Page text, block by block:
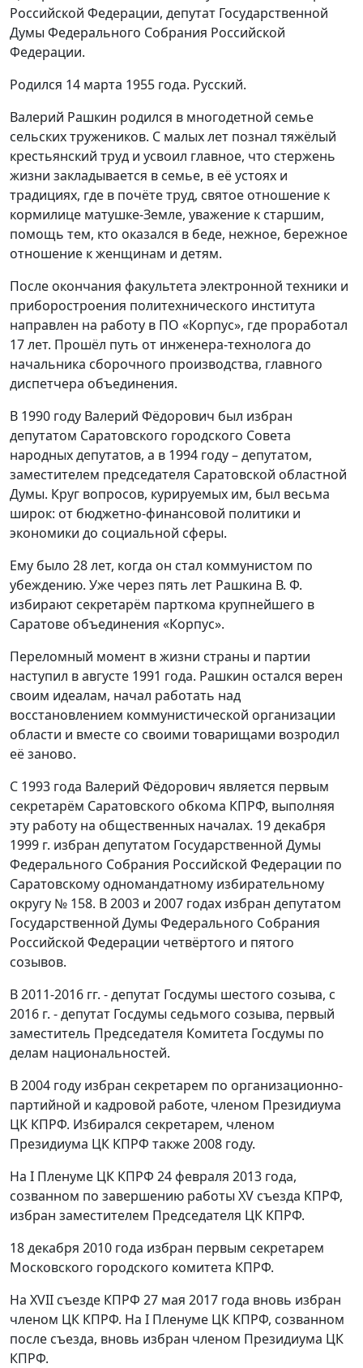
Российской Федерации, депутат Государственной
Думы Федерального Собрания Российской
Федерации.
Родился 14 марта 1955 года. Русский.
Валерий Рашкин родился в многодетной семье
сельских тружеников. С малых лет познал тяжёлый
крестьянский труд и усвоил главное, что стержень
жизни закладывается в семье, в её устоях и
традициях, где в почёте труд, святое отношение к
кормилице матушке-Земле, уважение к старшим,
помощь тем, кто оказался в беде, нежное, бережное
отношение к женщинам и детям.
После окончания факультета электронной техники и
приборостроения политехнического института
направлен на работу в ПО «Корпус», где проработал
17 лет. Прошёл путь от инженера-технолога до
начальника сборочного производства, главного
диспетчера объединения.
В 1990 году Валерий Фёдорович был избран
депутатом Саратовского городского Совета
народных депутатов, а в 1994 году – депутатом,
заместителем председателя Саратовской областной
Думы. Круг вопросов, курируемых им, был весьма
широк: от бюджетно-финансовой политики и
экономики до социальной сферы.
Ему было 28 лет, когда он стал коммунистом по
убеждению. Уже через пять лет Рашкина В. Ф.
избирают секретарём парткома крупнейшего в
Саратове объединения «Корпус».
Переломный момент в жизни страны и партии
наступил в августе 1991 года. Рашкин остался верен
своим идеалам, начал работать над
восстановлением коммунистической организации
области и вместе со своими товарищами возродил
её заново.
С 1993 года Валерий Фёдорович является первым
секретарём Саратовского обкома КПРФ, выполняя
эту работу на общественных началах. 19 декабря
1999 г. избран депутатом Государственной Думы
Федерального Собрания Российской Федерации по
Саратовскому одномандатному избирательному
округу № 158. В 2003 и 2007 годах избран депутатом
Государственной Думы Федерального Собрания
Российской Федерации четвёртого и пятого
созывов.
В 2011-2016 гг. - депутат Госдумы шестого созыва, с
2016 г. - депутат Госдумы седьмого созыва, первый
заместитель Председателя Комитета Госдумы по
делам национальностей.
В 2004 году избран секретарем по организационно-
партийной и кадровой работе, членом Президиума
ЦК КПРФ. Избирался секретарем, членом
Президиума ЦК КПРФ также 2008 году.
На I Пленуме ЦК КПРФ 24 февраля 2013 года,
созванном по завершению работы XV съезда КПРФ,
избран заместителем Председателя ЦК КПРФ.
18 декабря 2010 года избран первым секретарем
Московского городского комитета КПРФ.
На XVII съезде КПРФ 27 мая 2017 года вновь избран
членом ЦК КПРФ. На I Пленуме ЦК КПРФ, созванном
после съезда, вновь избран членом Президиума ЦК
КПРФ.